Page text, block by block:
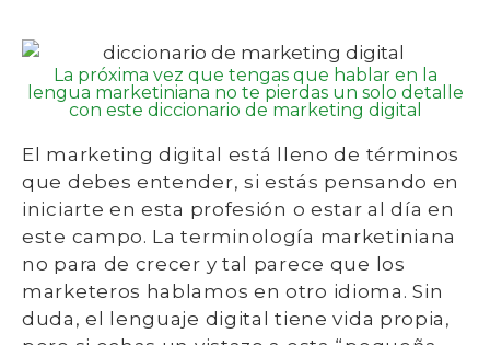
La próxima vez que tengas que hablar en la
lengua marketiniana no te pierdas un solo detalle
con este diccionario de marketing digital
El marketing digital está lleno de términos
que debes entender, si estás pensando en
iniciarte en esta profesión o estar al día en
este campo. La terminología marketiniana
no para de crecer y tal parece que los
marketeros hablamos en otro idioma. Sin
duda, el lenguaje digital tiene vida propia,